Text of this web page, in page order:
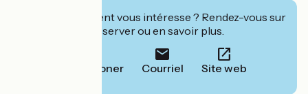
Cet établissement vous intéresse ? Rendez-vous sur
leur site pour réserver ou en savoir plus.
Téléphoner Courriel Site web